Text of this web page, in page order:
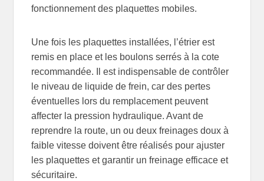
fonctionnement des plaquettes mobiles.
Une fois les plaquettes installées, l’étrier est
remis en place et les boulons serrés à la cote
recommandée. Il est indispensable de contrôler
le niveau de liquide de frein, car des pertes
éventuelles lors du remplacement peuvent
affecter la pression hydraulique. Avant de
reprendre la route, un ou deux freinages doux à
faible vitesse doivent être réalisés pour ajuster
les plaquettes et garantir un freinage efficace et
sécuritaire.